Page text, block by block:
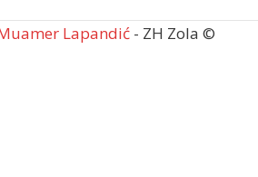
Lapandić- ZH Zola ©